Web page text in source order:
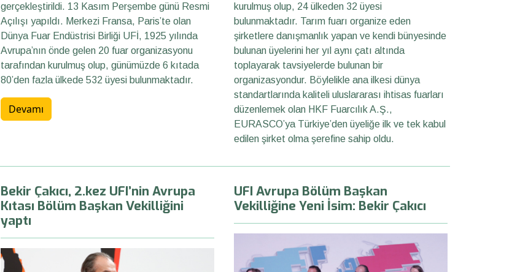
gerçekleştirildi. 13 Kasım Perşembe günü Resmi
Açılışı yapıldı. Merkezi Fransa, Paris’te olan
Dünya Fuar Endüstrisi Birliği UFİ, 1925 yılında
Avrupa’nın önde gelen 20 fuar organizasyonu
tarafından kurulmuş olup, günümüzde 6 kıtada
80’den fazla ülkede 532 üyesi bulunmaktadır.
Devamı
kurulmuş olup, 24 ülkeden 32 üyesi
bulunmaktadır. Tarım fuarı organize eden
şirketlere danışmanlık yapan ve kendi bünyesinde
bulunan üyelerini her yıl aynı çatı altında
toplayarak tavsiyelerde bulunan bir
organizasyondur. Böylelikle ana ilkesi dünya
standartlarında kaliteli uluslararası ihtisas fuarları
düzenlemek olan HKF Fuarcılık A.Ş.,
EURASCO’ya Türkiye’den üyeliğe ilk ve tek kabul
edilen şirket olma şerefine sahip oldu.
Bekir Çakıcı, 2.kez UFI’nin Avrupa
Kıtası Bölüm Başkan Vekilliğini
yaptı
UFI Avrupa Bölüm Başkan
Vekilliğine Yeni İsim: Bekir Çakıcı